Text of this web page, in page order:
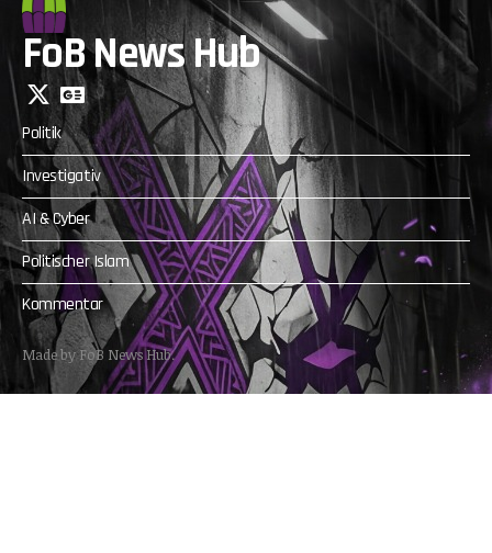
FoB News Hub
Politik
Investigativ
AI & Cyber
Politischer Islam
Kommentar
Made by FoB News Hub.